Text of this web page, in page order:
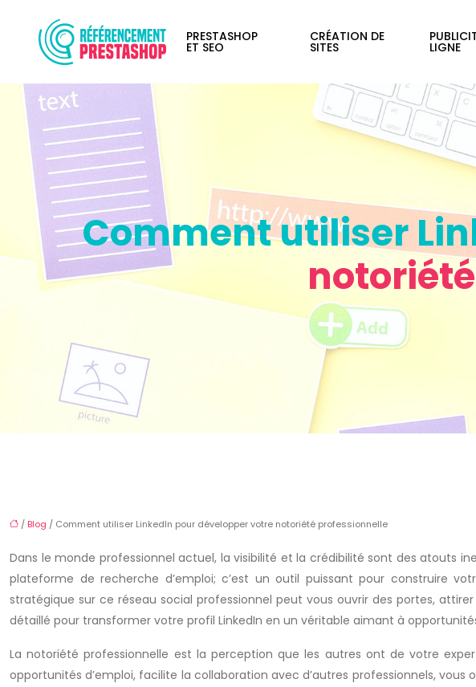
PRESTASHOP
ET SEO
CRÉATION DE
SITES LIGNE
Comment utiliser
/ Blog / Comment utiliser LinkedIn pour développer votre notoriété professionnelle
Dans le monde professionnel actuel, la visibilité et la crédibilité sont des atouts
plateforme de recherche d’emploi; c’est un outil puissant pour construire
stratégique sur ce réseau social professionnel peut vous ouvrir des portes,
détaillé pour transformer votre profil LinkedIn en un véritable aimant à
La notoriété professionnelle est la perception que les autres ont de votre
opportunités d’emploi, facilite la collaboration avec d’autres professionnels,